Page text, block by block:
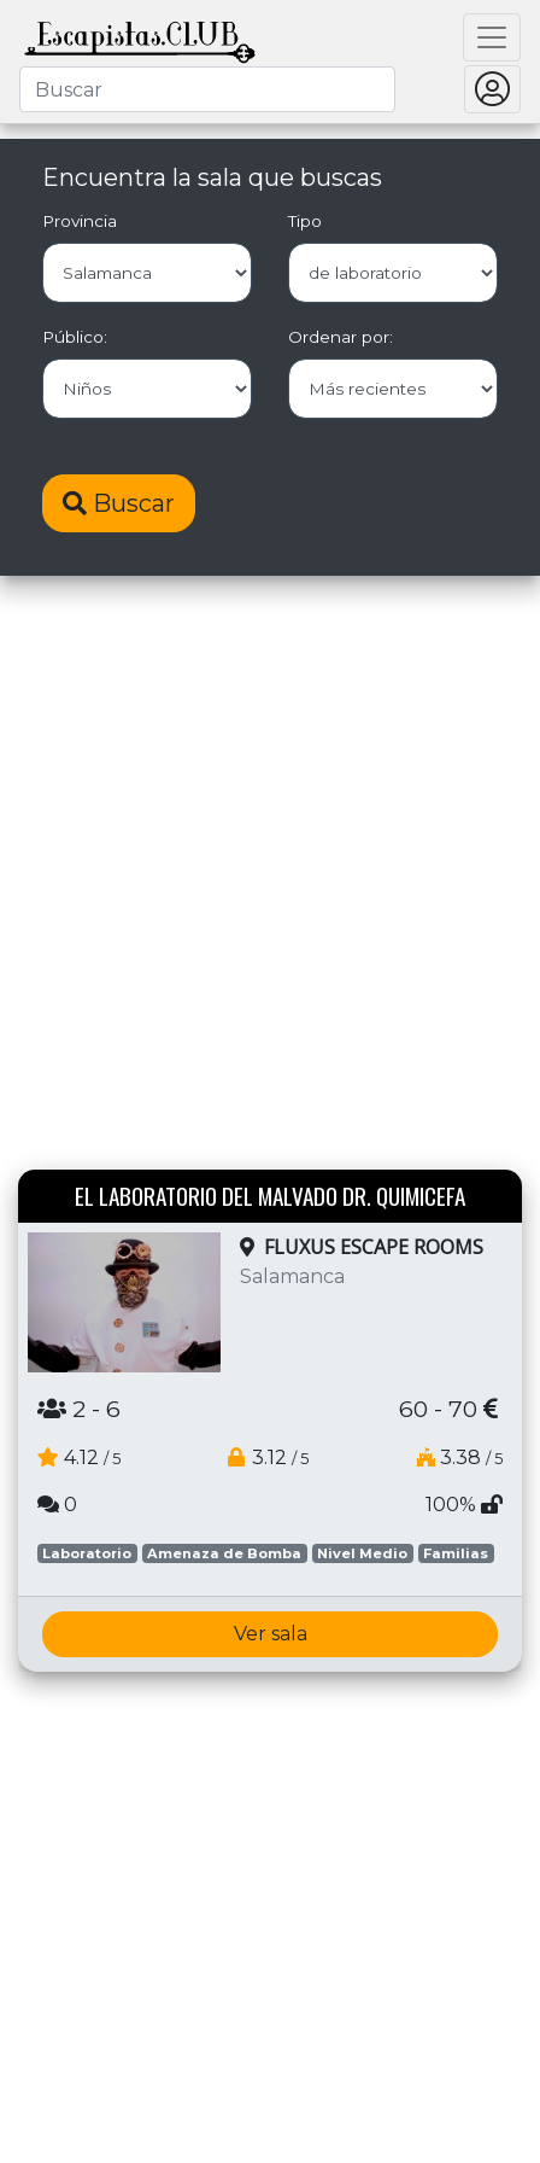
Encuentra la sala que buscas
Provincia Tipo
Público: Ordenar por:
Buscar
EL LABORATORIO DEL MALVADO DR. QUIMICEFA
FLUXUS ESCAPE ROOMS
Salamanca
2 - 6 60 - 70
4.12 / 5 3.12 / 5 3.38 / 5
0 100%
Laboratorio Amenaza de Bomba Nivel Medio Familias
Ver sala